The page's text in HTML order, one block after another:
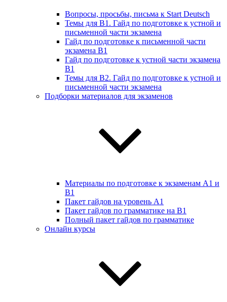
Вопросы, просьбы, письма к Start Deutsch
Темы для B1. Гайд по подготовке к устной и
письменной части экзамена
Гайд по подготовке к письменной части
экзамена B1
Гайд по подготовке к устной части экзамена
B1
Темы для B2. Гайд по подготовке к устной и
письменной части экзамена
Подборки материалов для экзаменов
Материалы по подготовке к экзаменам А1 и
B1
Пакет гайдов на уровень A1
Пакет гайдов по грамматике на B1
Полный пакет гайдов по грамматике
Онлайн курсы